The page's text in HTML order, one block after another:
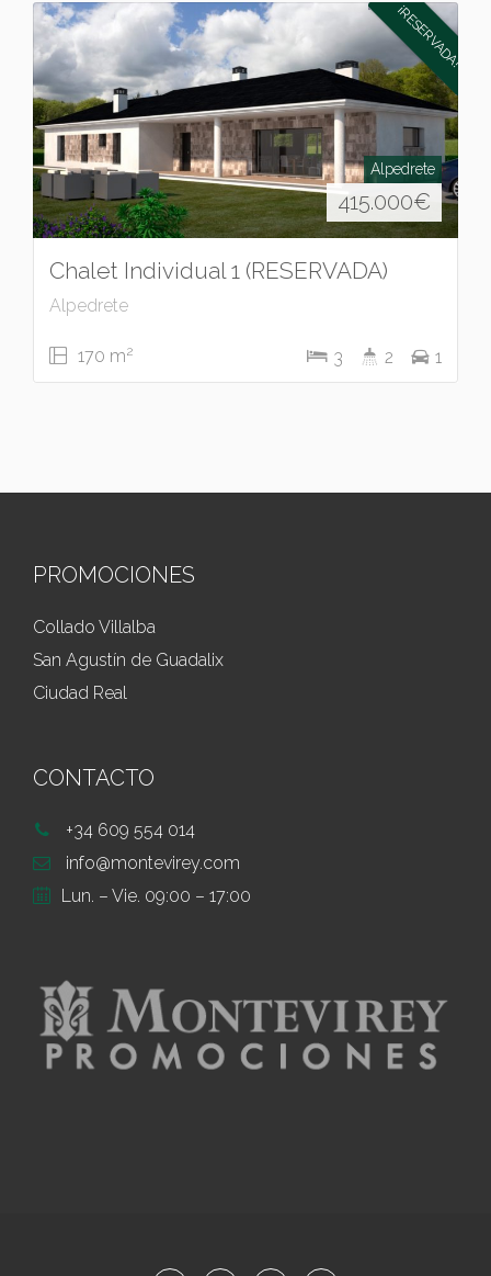
Alpedrete
415.000€
¡RESERVADA!
Chalet Individual 1 (RESERVADA)
Alpedrete
170 m2 3 2 1
PROMOCIONES
Collado Villalba
San Agustín de Guadalix
Ciudad Real
CONTACTO
+34 609 554 014
info@montevirey.com
Lun. – Vie. 09:00 – 17:00